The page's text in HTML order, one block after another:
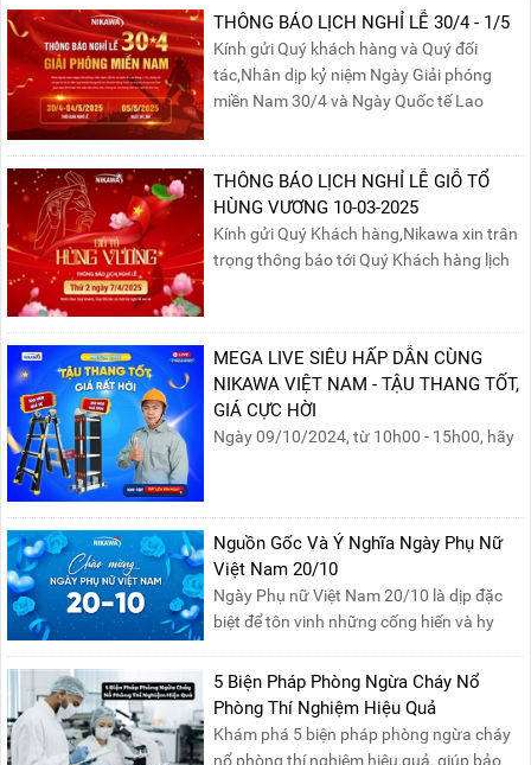
THÔNG BÁO LỊCH NGHỈ LỄ 30/4 - 1/5
Kính gửi Quý khách hàng và Quý đối
tác,Nhân dịp kỷ niệm Ngày Giải phóng
miền Nam 30/4 và Ngày Quốc tế Lao
báo lịch nghỉ lễ như sau:Thời gian nghỉ: Từ
Thứ Ba, ngày 29/04/2025 đến hết Chủ
Nhật, ngày 04/05/2025.T...
THÔNG BÁO LỊCH NGHỈ LỄ GIỖ TỔ
HÙNG VƯƠNG 10-03-2025
Kính gửi Quý Khách hàng,Nikawa xin trân
trọng thông báo tới Quý Khách hàng lịch
07/04/2025, nhằm ngày Giỗ Tổ Hùng
Vương – dịp để tưởng nhớ công ơn dựng
nước của các Vua Hùng....
MEGA LIVE SIÊU HẤP DẪN CÙNG
NIKAWA VIỆT NAM - TẬU THANG TỐT,
GIÁ CỰC HỜI
Ngày 09/10/2024, từ 10h00 - 15h00, hãy
phần quà siêu hấp dẫn và mua sắm
những sản phẩm thang chính hãng với
mức giá không thể tốt hơn!Tham gia
Mega Live, bạn sẽ nhận được gì?...
Nguồn Gốc Và Ý Nghĩa Ngày Phụ Nữ
Việt Nam 20/10
Ngày Phụ nữ Việt Nam 20/10 là dịp đặc
biệt để tôn vinh những cống hiến và hy
Khởi nguồn từ sự ra đời của Hội Phụ nữ
phản đế Việt Nam vào năm 1930, ngày
này không chỉ ghi nhận vai trò quan trọng
của phụ nữ ...
5 Biện Pháp Phòng Ngừa Cháy Nổ
Phòng Thí Nghiệm Hiệu Quả
Khám phá 5 biện pháp phòng ngừa cháy
nổ phòng thí nghiệm hiệu quả, giúp bảo